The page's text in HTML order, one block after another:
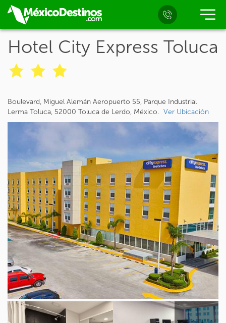
Hotel City Express Toluca
Boulevard, Miguel Alemán Aeropuerto 55, Parque Industrial
Lerma Toluca, 52000 Toluca de Lerdo, México. Ver Ubicación